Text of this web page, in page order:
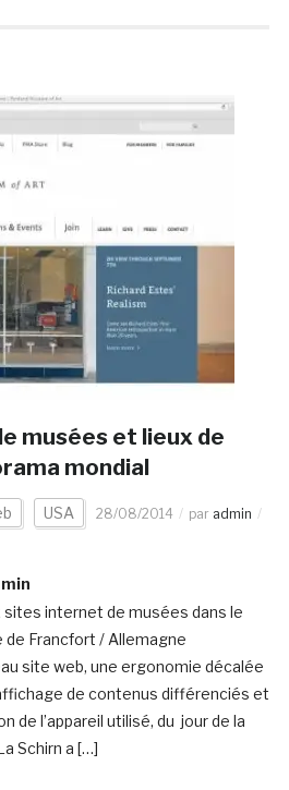
musées et lieux de
mondial
USA 28/08/2014 par admin
min
sites internet de musées dans le
de Francfort / Allemagne
site web, une ergonomie décalée
de contenus différenciés et
de l’appareil utilisé, du jour de la
Schirn a […]